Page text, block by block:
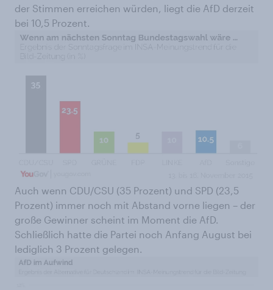
der Stimmen erreichen würden, liegt die AfD derzeit
bei 10,5 Prozent.
Auch wenn CDU/CSU (35 Prozent) und SPD (23,5
Prozent) immer noch mit Abstand vorne liegen – der
große Gewinner scheint im Moment die AfD.
Schließlich hatte die Partei noch Anfang August bei
lediglich 3 Prozent gelegen.